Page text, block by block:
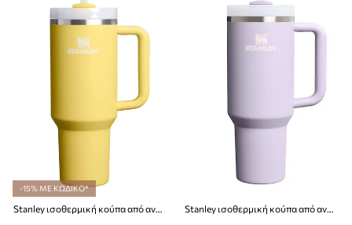
-15% ΜΕ ΚΩΔΙΚΟ*
Stanley ισοθερμική κούπα από ανοξείδωτο χάλυβα Quencher® ProTour Flip Straw 1,18 l Stanley ισοθερμική κούπα από ανοξείδωτο χάλυβα Quencher® H2.O FlowState™ 0.89L